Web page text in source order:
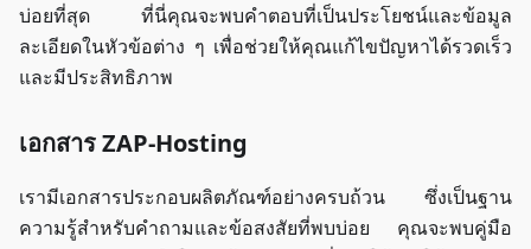
บ่อยที่สุด ที่นี่คุณจะพบคำตอบที่เป็นประโยชน์และข้อมูล
ละเอียดในหัวข้อต่าง ๆ เพื่อช่วยให้คุณแก้ไขปัญหาได้รวดเร็ว
และมีประสิทธิภาพ
เอกสาร ZAP-Hosting
เรามีเอกสารประกอบผลิตภัณฑ์อย่างครบถ้วน ซึ่งเป็นฐาน
ความรู้สำหรับคำถามและข้อสงสัยที่พบบ่อย คุณจะพบคู่มือ